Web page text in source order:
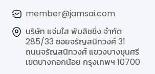
member@jamsai.com
บริษัท แจ่มใส พับลิชชิ่ง จำกัด
285/33 ซอยจรัญสนิทวงศ์ 31
ถนนจรัญสนิทวงศ์ แขวงบางขุนศรี
เขตบางกอกน้อย กรุงเทพฯ 10700